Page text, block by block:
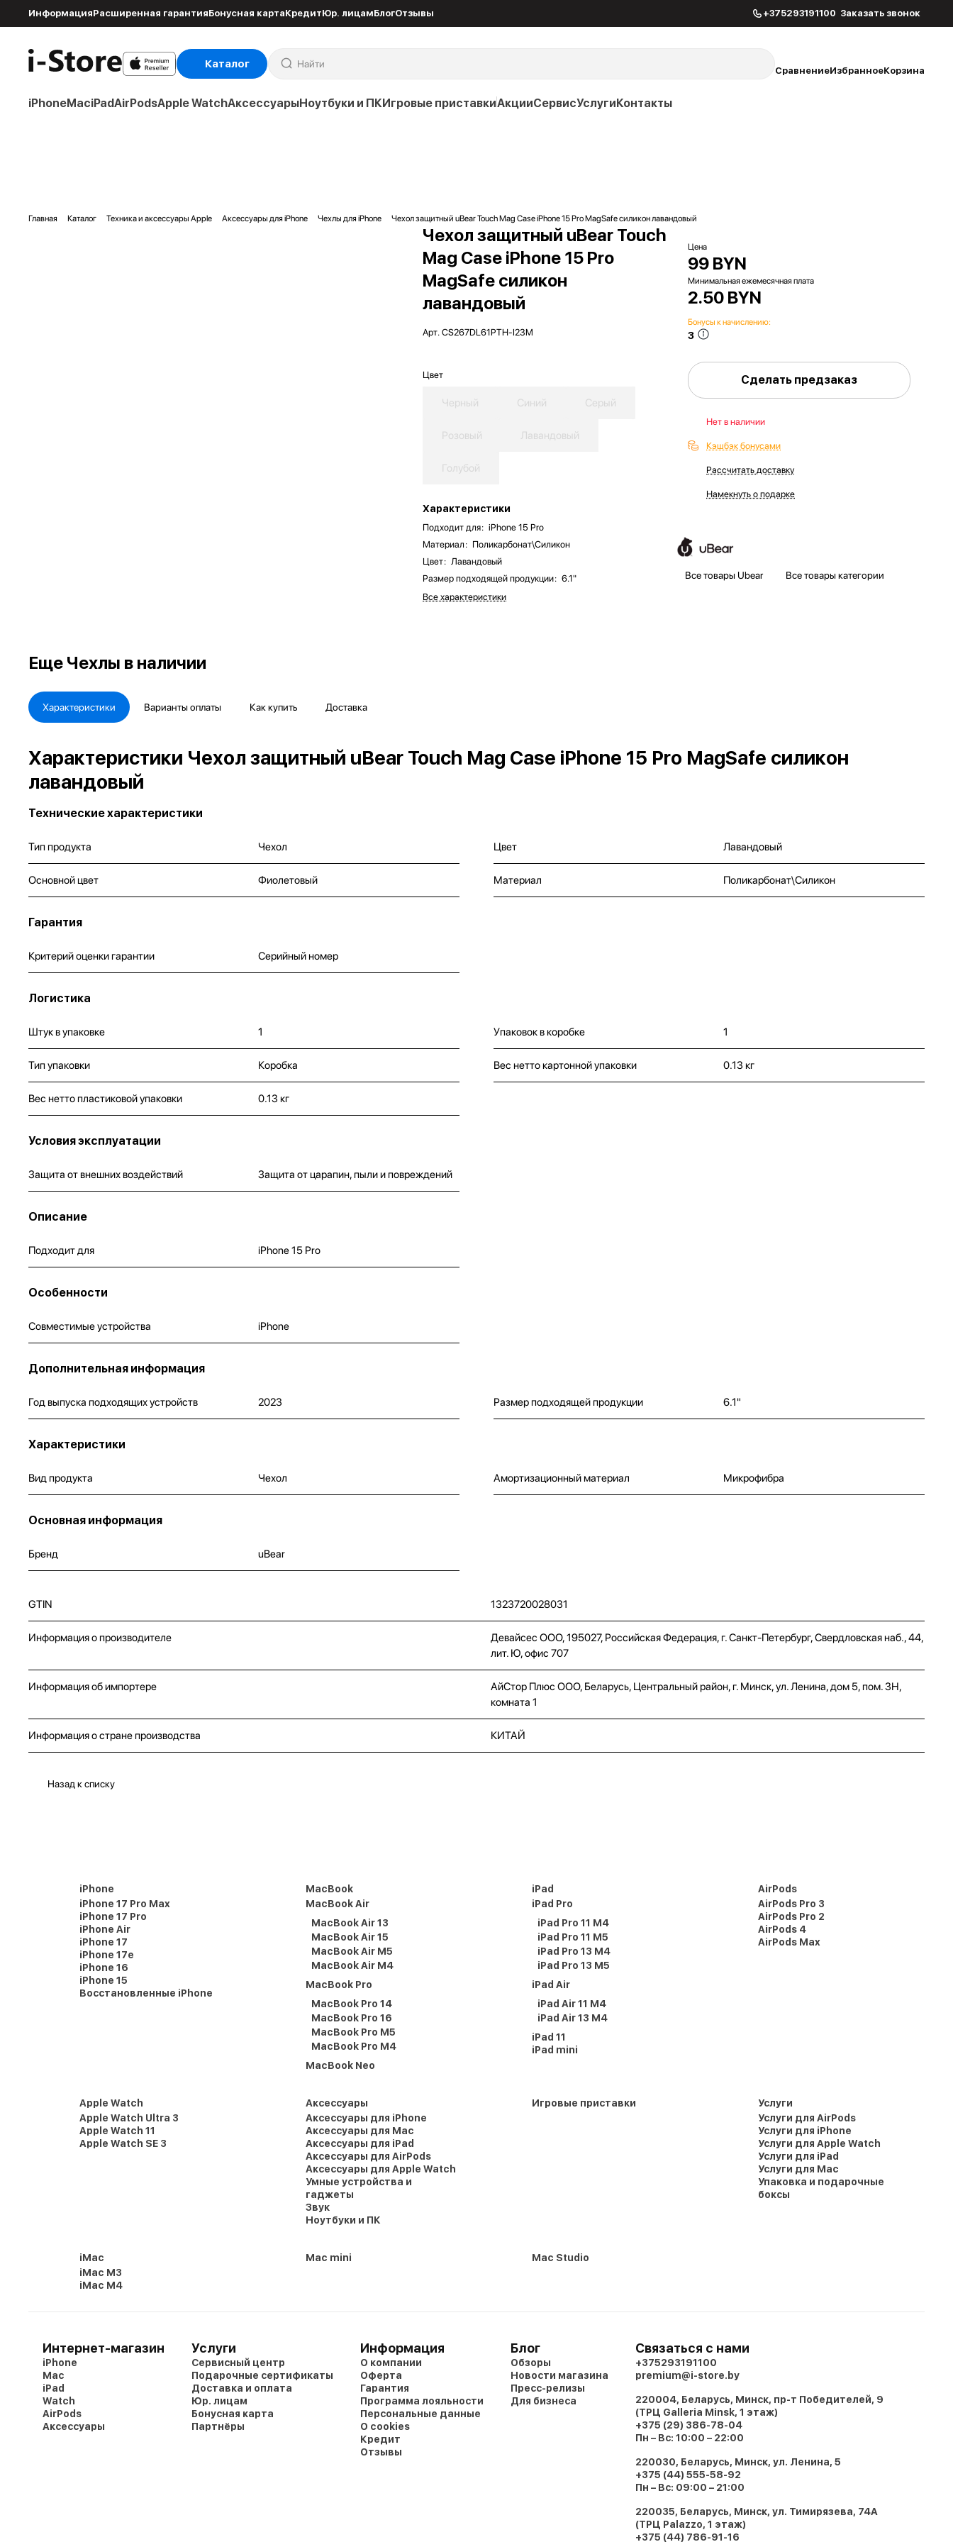
ИнформацияРасширенная гарантияБонусная картаКредитЮр. лицамБлогОтзывы +375293191100 Заказать звонок
Каталог
СравнениеИзбранноеКорзина
iPhoneMaciPadAirPodsApple WatchАксессуарыНоутбуки и ПКИгровые приставкиАкцииСервисУслугиКонтакты
Главная Каталог Техника и аксессуары Apple Аксессуары для iPhone Чехлы для iPhone Чехол защитный uBear Touch Mag Case iPhone 15 Pro MagSafe силикон лавандовый
Чехол защитный uBear Touch
Mag Case iPhone 15 Pro
MagSafe силикон
лавандовый
Арт.CS267DL61PTH-I23M
Цвет
Черный Синий Серый
Розовый Лавандовый
Голубой
Характеристики
Подходит для: iPhone 15 Pro
Материал : Поликарбонат\Силикон
Цвет: Лавандовый
Размер подходящей продукции: 6.1"
Все характеристики
Цена
99 BYN
Минимальная ежемесячная плата
2.50 BYN
Бонусы к начислению:
3
Сделать предзаказ
Нет в наличии
Кэшбэк бонусами
Рассчитать доставку
Намекнуть о подарке
Все товары Ubear Все товары категории
Еще Чехлы в наличии
Характеристики Варианты оплаты Как купить Доставка
Характеристики Чехол защитный uBear Touch Mag Case iPhone 15 Pro MagSafe силикон
лавандовый
Технические характеристики
Тип продукта Чехол Цвет Лавандовый
Основной цвет Фиолетовый Материал Поликарбонат\Силикон
Гарантия
Критерий оценки гарантии Серийный номер
Логистика
Штук в упаковке 1 Упаковок в коробке 1
Тип упаковки Коробка Вес нетто картонной упаковки 0.13 кг
Вес нетто пластиковой упаковки 0.13 кг
Условия эксплуатации
Защита от внешних воздействий Защита от царапин, пыли и повреждений
Описание
Подходит для iPhone 15 Pro
Особенности
Совместимые устройства iPhone
Дополнительная информация
Год выпуска подходящих устройств 2023 Размер подходящей продукции 6.1"
Характеристики
Вид продукта Чехол Амортизационный материал Микрофибра
Основная информация
Бренд uBear
GTIN 1323720028031
Информация о производителе
Девайсес ООО, 195027, Российская Федерация, г. Санкт-Петербург, Свердловская наб., 44,
лит. Ю, офис 707
Информация об импортере
АйСтор Плюс ООО, Беларусь, Центральный район, г. Минск, ул. Ленина, дом 5, пом. 3Н,
комната 1
Информация о стране производства КИТАЙ
Назад к списку
iPhone
iPhone 17 Pro Max
iPhone 17 Pro
iPhone Air
iPhone 17
iPhone 17e
iPhone 16
iPhone 15
Восстановленные iPhone
MacBook
MacBook Air
MacBook Air 13
MacBook Air 15
MacBook Air M5
MacBook Air M4
MacBook Pro
MacBook Pro 14
MacBook Pro 16
MacBook Pro M5
MacBook Pro M4
MacBook Neo
iPad
iPad Pro
iPad Pro 11 M4
iPad Pro 11 M5
iPad Pro 13 M4
iPad Pro 13 M5
iPad Air
iPad Air 11 M4
iPad Air 13 M4
iPad 11
iPad mini
AirPods
AirPods Pro 3
AirPods Pro 2
AirPods 4
AirPods Max
Apple Watch
Apple Watch Ultra 3
Apple Watch 11
Apple Watch SE 3
Аксессуары
Аксессуары для iPhone
Аксессуары для Mac
Аксессуары для iPad
Аксессуары для AirPods
Аксессуары для Apple Watch
Умные устройства и
гаджеты
Звук
Ноутбуки и ПК
Игровые приставки
Услуги
Услуги для AirPods
Услуги для iPhone
Услуги для Apple Watch
Услуги для iPad
Услуги для Mac
Упаковка и подарочные
боксы
iMac
iMac M3
iMac M4
Mac mini Mac Studio
Интернет-магазин
iPhone
Mac
iPad
Watch
AirPods
Аксессуары
Услуги
Сервисный центр
Подарочные сертификаты
Доставка и оплата
Юр. лицам
Бонусная карта
Партнёры
Информация
О компании
Оферта
Гарантия
Программа лояльности
Персональные данные
О cookies
Кредит
Отзывы
Блог
Обзоры
Новости магазина
Пресс-релизы
Для бизнеса
Связаться с нами
+375293191100
premium@i-store.by
220004, Беларусь, Минск, пр-т Победителей, 9
(ТРЦ Galleria Minsk, 1 этаж)
+375 (29) 386-78-04
Пн – Вс: 10:00 – 22:00
220030, Беларусь, Минск, ул. Ленина, 5
+375 (44) 555-58-92
Пн – Вс: 09:00 – 21:00
220035, Беларусь, Минск, ул. Тимирязева, 74A
(ТРЦ Palazzo, 1 этаж)
+375 (44) 786-91-16